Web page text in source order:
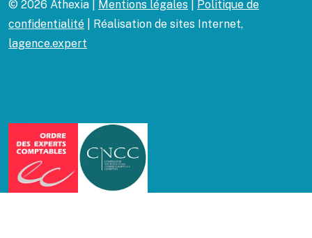
© 2026 Athexia | Mentions légales
Politique de
confidentialité | Réalisation de sites Internet,
lagence.expert